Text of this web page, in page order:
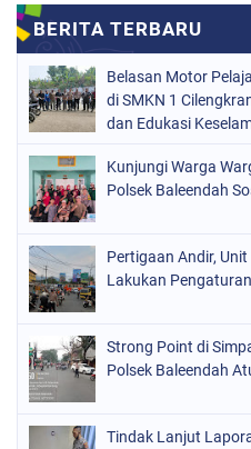
Belasan Motor
di SMKN 1
dan Edukasi
Kunjungi Warga
Polsek Baleendah
Pertigaan Andir,
Lakukan
Strong Point di
Polsek Baleendah
Tindak Lanjut